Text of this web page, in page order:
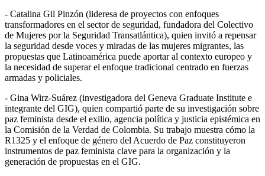
- Catalina Gil Pinzón (lideresa de proyectos con enfoques
transformadores en el sector de seguridad, fundadora del Colectivo
de Mujeres por la Seguridad Transatlántica), quien invitó a repensar
la seguridad desde voces y miradas de las mujeres migrantes, las
propuestas que Latinoamérica puede aportar al contexto europeo y
la necesidad de superar el enfoque tradicional centrado en fuerzas
armadas y policiales.
- Gina Wirz-Suárez (investigadora del Geneva Graduate Institute e
integrante del GIG), quien compartió parte de su investigación sobre
paz feminista desde el exilio, agencia política y justicia epistémica en
la Comisión de la Verdad de Colombia. Su trabajo muestra cómo la
R1325 y el enfoque de género del Acuerdo de Paz constituyeron
instrumentos de paz feminista clave para la organización y la
generación de propuestas en el GIG.